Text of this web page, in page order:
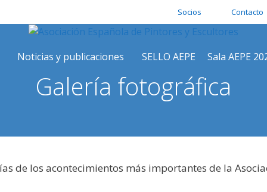
Socios Contacto
Noticias y publicaciones SELLO AEPE Sala AEPE
Galería fotográfica
de los acontecimientos más importantes de la